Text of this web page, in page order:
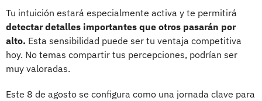
Tu intuición estará especialmente activa y te permitirá
detectar detalles importantes que otros pasarán por
alto. Esta sensibilidad puede ser tu ventaja competitiva
hoy. No temas compartir tus percepciones, podrían ser
muy valoradas.
Este 8 de agosto se configura como una jornada clave para